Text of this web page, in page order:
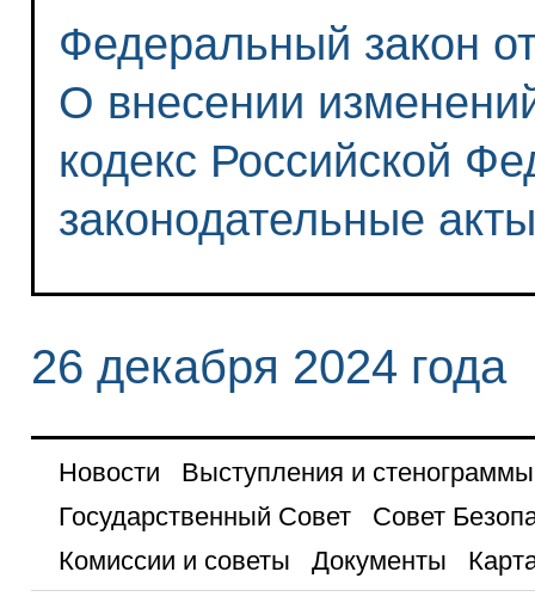
Федеральный закон
О внесении
кодекс Российской
законодательные
26 декабря 2024 года
Новости
Выступления и стенограммы
Государственный Совет
Совет
Комиссии и советы
Документы